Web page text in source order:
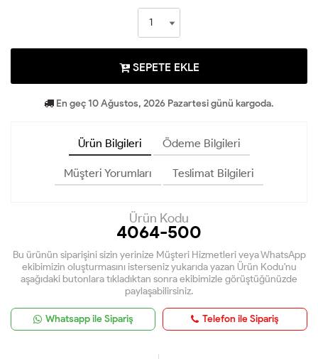
SEPETE EKLE
En geç 10 Ağustos, 2026 Pazartesi günü kargoda.
Ürün Bilgileri Ödeme Bilgileri
Müşteri Yorumları Teslimat Bilgileri
Ürün Kodu
4064-500
Bu ürünün siparişini sizin yerinize Müşteri Hizmetleri veya WhatsApp
ekibimizin oluşturmasını isterseniz yukarıda yazan Ürün Kodu'nu
aşağıdaki butonlara tıkladıktan sonra ekibimizle görüştüğünüzde
paylaşabilirsiniz.
Whatsapp ile Sipariş Telefon ile Sipariş